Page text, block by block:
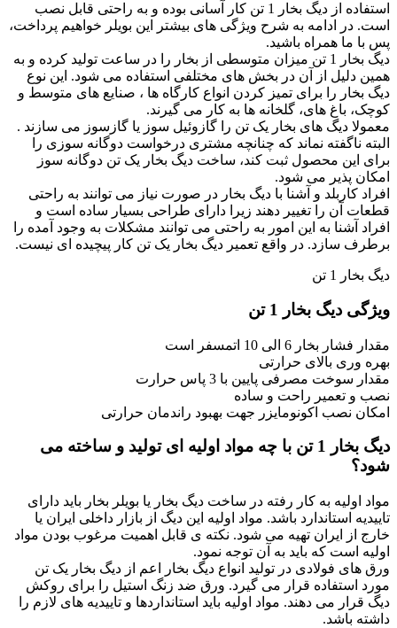
استفاده از دیگ بخار 1 تن کار آسانی بوده و به راحتی قابل نصب
است. در ادامه به شرح ویژگی های بیشتر این بویلر خواهیم پرداخت،
پس با ما همراه باشید.
دیگ بخار 1 تن میزان متوسطی از بخار را در ساعت تولید کرده و به
همین دلیل از آن در بخش های مختلفی استفاده می شود. این نوع
دیگ بخار را برای تمیز کردن انواع کارگاه ها ، صنایع های متوسط و
کوچک، باغ های، گلخانه ها به کار می گیرند.
معمولا دیگ های بخار یک تن را گازوئیل سوز یا گازسوز می سازند .
البته ناگفته نماند که چنانچه مشتری درخواست دوگانه سوزی را
برای این محصول ثبت کند، ساخت دیگ بخار یک تن دوگانه سوز
امکان پذیر می شود.
افراد کاربلد و آشنا با دیگ بخار در صورت نیاز می توانند به راحتی
قطعات آن را تغییر دهند زیرا دارای طراحی بسیار ساده است و
افراد آشنا به این امور به راحتی می توانند مشکلات به وجود آمده را
برطرف سازد. در واقع تعمیر دیگ بخار یک تن کار پیچیده ای نیست.
دیگ بخار 1 تن
ویژگی دیگ بخار 1 تن
مقدار فشار بخار 6 الی 10 اتمسفر است
بهره وری بالای حرارتی
مقدار سوخت مصرفی پایین با 3 پاس حرارت
نصب و تعمیر راحت و ساده
امکان نصب اکونومایزر جهت بهبود راندمان حرارتی
دیگ بخار 1 تن با چه مواد اولیه ای تولید و ساخته می
شود؟
مواد اولیه به کار رفته در ساخت دیگ بخار یا بویلر بخار باید دارای
تاییدیه استاندارد باشد. مواد اولیه این دیگ از بازار داخلی ایران یا
خارج از ایران تهیه می شود. نکته ی قابل اهمیت مرغوب بودن مواد
اولیه است که باید به آن توجه نمود.
ورق های فولادی در تولید انواع دیگ بخار اعم از دیگ بخار یک تن
مورد استفاده قرار می گیرد. ورق ضد زنگ استیل را برای روکش
دیگ قرار می دهند. مواد اولیه باید استانداردها و تاییدیه های لازم را
داشته باشد.